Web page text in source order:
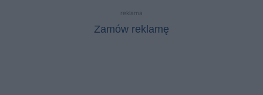
reklama
Zamów reklamę